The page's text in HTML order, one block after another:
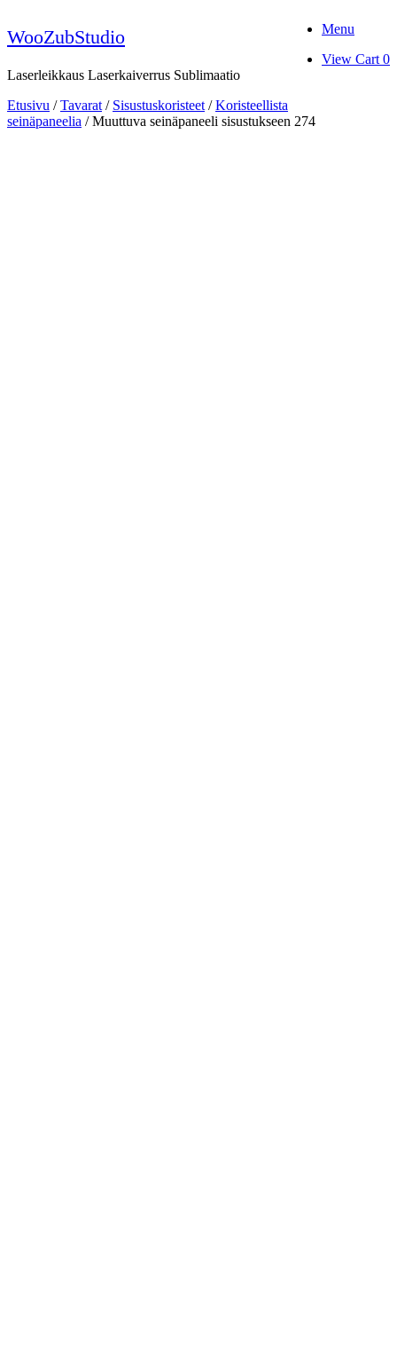
to
content
WooZubStudio
Laserleikkaus Laserkaiverrus Sublimaatio
Menu
View
View Cart 0
Etusivu /Tavarat / Sisustuskoristeet /Koristeellista
seinäpaneelia / Muuttuva seinäpaneeli sisustukseen 274